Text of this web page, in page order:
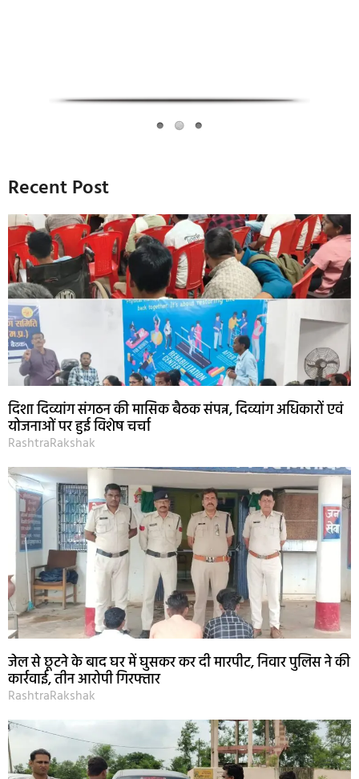
Recent Post
दिशा दिव्यांग संगठन की मासिक बैठक संपन्न, दिव्यांग अधिकारों एवं
योजनाओं पर हुई विशेष चर्चा
RashtraRakshak
जेल से छूटने के बाद घर में घुसकर कर दी मारपीट, निवार पुलिस ने की
कार्रवाई, तीन आरोपी गिरफ्तार
RashtraRakshak